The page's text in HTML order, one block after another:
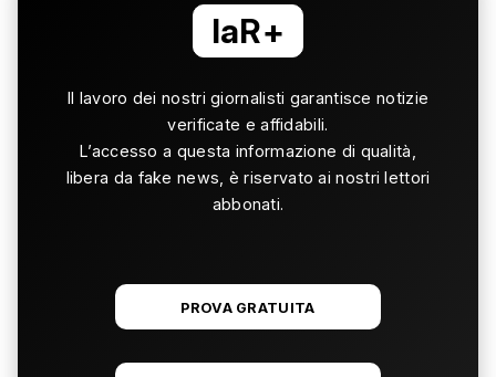
laR+
Il lavoro dei nostri giornalisti garantisce notizie
verificate e affidabili.
L’accesso a questa informazione di qualità,
libera da fake news, è riservato ai nostri lettori
abbonati.
PROVA GRATUITA